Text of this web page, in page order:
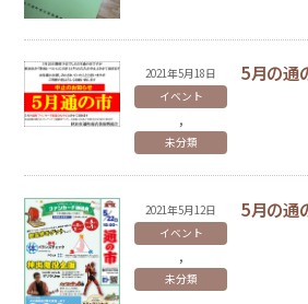
2021年5月18日
イベント
,
未分類
5月の通
2021年5月 12日
イベント
,
未分類
5月の通